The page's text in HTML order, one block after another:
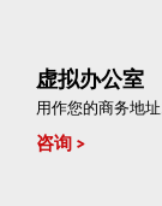
虚拟办公室
用作您的商务地址
咨询